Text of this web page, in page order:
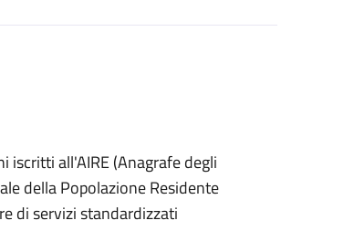
all'AIRE (Anagrafe degli
della Popolazione Residente
di servizi standardizzati